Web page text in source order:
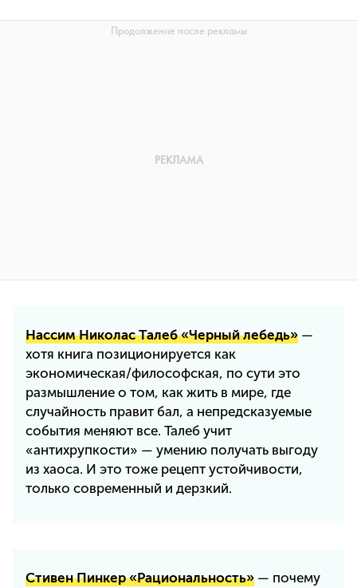
Нассим Николас Талеб «Черный лебедь» —
хотя книга позиционируется как
экономическая/философская, по сути это
размышление о том, как жить в мире, где
случайность правит бал, а непредсказуемые
события меняют все. Талеб учит
«антихрупкости» — умению получать выгоду
из хаоса. И это тоже рецепт устойчивости,
только современный и дерзкий.
Стивен Пинкер «Рациональность» — почему